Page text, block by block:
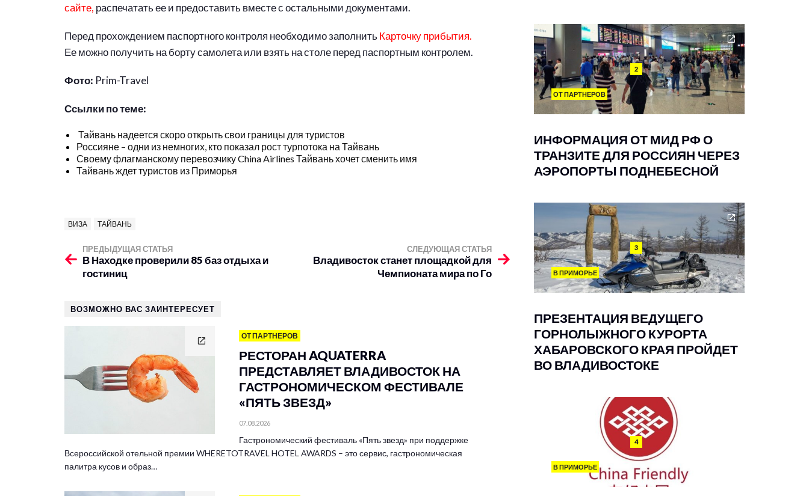
сайте, распечатать ее и предоставить вместе с остальными документами.
Перед прохождением паспортного контроля необходимо заполнитьКарточку прибытия.
Ее можно получить на борту самолета или взять на столе перед паспортным контролем.
Фото: Prim-Travel
Ссылки по теме:
Тайвань надеется скоро открыть свои границы для туристов
Россияне – одни из немногих, кто показал рост турпотока на Тайвань
Своему флагманскому перевозчику China Airlines Тайвань хочет сменить имя
Тайвань ждет туристов из Приморья
ВИЗА ТАЙВАНЬ
ПРЕДЫДУЩАЯ СТАТЬЯ
В Находке проверили 85 баз отдыха и
гостиниц
СЛЕДУЮЩАЯ СТАТЬЯ
Владивосток станет площадкой для
Чемпионата мира по Го
ВОЗМОЖНО ВАС ЗАИНТЕРЕСУЕТ
ОТ ПАРТНЕРОВ
РЕСТОРАН AQUATERRA
ПРЕДСТАВЛЯЕТ ВЛАДИВОСТОК НА
ГАСТРОНОМИЧЕСКОМ ФЕСТИВАЛЕ
«ПЯТЬ ЗВЕЗД»
07.08.2026
Гастрономический фестиваль «Пять звезд» при поддержке
Всероссийской отельной премии WHERETOTRAVEL HOTEL AWARDS – это сервис, гастрономическая
палитра кусов и образ…
2
ОТ ПАРТНЕРОВ
ИНФОРМАЦИЯ ОТ МИД РФ О
ТРАНЗИТЕ ДЛЯ РОССИЯН ЧЕРЕЗ
АЭРОПОРТЫ ПОДНЕБЕСНОЙ
3
В ПРИМОРЬЕ
ПРЕЗЕНТАЦИЯ ВЕДУЩЕГО
ГОРНОЛЫЖНОГО КУРОРТА
ХАБАРОВСКОГО КРАЯ ПРОЙДЕТ
ВО ВЛАДИВОСТОКЕ
4
В ПРИМОРЬЕ